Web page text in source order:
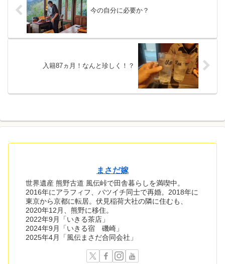
今の自分に必要か？
入籍87ヵ月！なんと珍しく！？
まさだ嫁
世界遺産 熊野古道 風伝峠で田舎暮らしを満喫中。
2016年にアラフィフ、バツイチ同士で再婚。2018年に
東京から京都に転居。伏見稲荷大社の隣に住むも、
2020年12月、熊野に移住。
2022年9月「いきる茶店」
2024年9月「いきる宿 磯崎」
2025年4月「風伝まさだ合同会社」